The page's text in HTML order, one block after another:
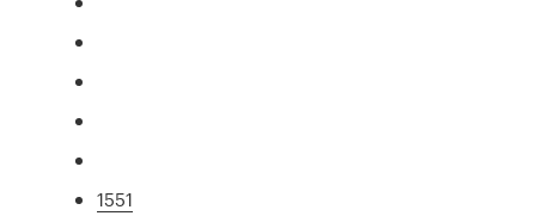
1551